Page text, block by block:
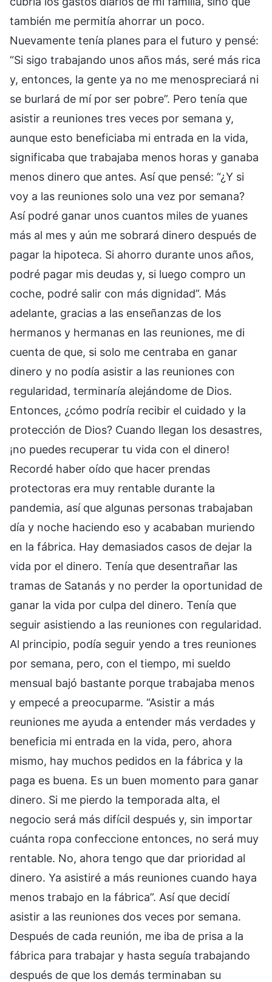
también me permitía ahorrar un poco.
Nuevamente tenía planes para el futuro y pensé:
“Si sigo trabajando unos años más, seré más rica
y, entonces, la gente ya no me menospreciará ni
se burlará de mí por ser pobre”. Pero tenía que
asistir a reuniones tres veces por semana y,
aunque esto beneficiaba mi entrada en la vida,
significaba que trabajaba menos horas y ganaba
menos dinero que antes. Así que pensé: “¿Y si
voy a las reuniones solo una vez por semana?
Así podré ganar unos cuantos miles de yuanes
más al mes y aún me sobrará dinero después de
pagar la hipoteca. Si ahorro durante unos años,
podré pagar mis deudas y, si luego compro un
coche, podré salir con más dignidad”. Más
adelante, gracias a las enseñanzas de los
hermanos y hermanas en las reuniones, me di
cuenta de que, si solo me centraba en ganar
dinero y no podía asistir a las reuniones con
regularidad, terminaría alejándome de Dios.
Entonces, ¿cómo podría recibir el cuidado y la
protección de Dios? Cuando llegan los desastres,
¡no puedes recuperar tu vida con el dinero!
Recordé haber oído que hacer prendas
protectoras era muy rentable durante la
pandemia, así que algunas personas trabajaban
día y noche haciendo eso y acababan muriendo
en la fábrica. Hay demasiados casos de dejar la
vida por el dinero. Tenía que desentrañar las
tramas de Satanás y no perder la oportunidad de
ganar la vida por culpa del dinero. Tenía que
seguir asistiendo a las reuniones con regularidad.
Al principio, podía seguir yendo a tres reuniones
por semana, pero, con el tiempo, mi sueldo
mensual bajó bastante porque trabajaba menos
y empecé a preocuparme. “Asistir a más
reuniones me ayuda a entender más verdades y
beneficia mi entrada en la vida, pero, ahora
mismo, hay muchos pedidos en la fábrica y la
paga es buena. Es un buen momento para ganar
dinero. Si me pierdo la temporada alta, el
negocio será más difícil después y, sin importar
cuánta ropa confeccione entonces, no será muy
rentable. No, ahora tengo que dar prioridad al
dinero. Ya asistiré a más reuniones cuando haya
menos trabajo en la fábrica”. Así que decidí
asistir a las reuniones dos veces por semana.
Después de cada reunión, me iba de prisa a la
fábrica para trabajar y hasta seguía trabajando
después de que los demás terminaban su